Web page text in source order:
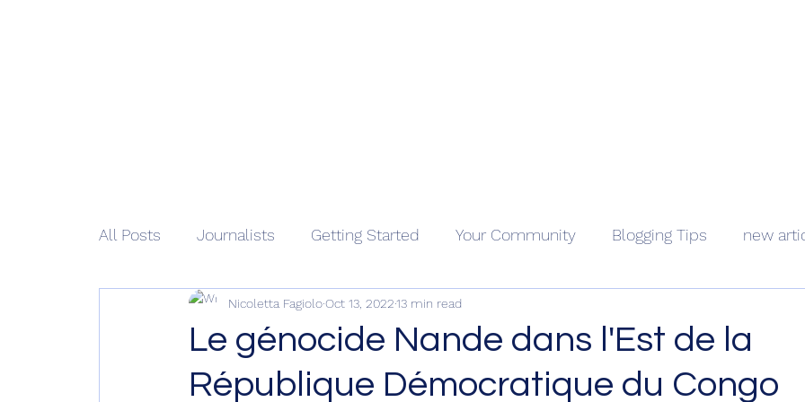
All Posts Journalists Getting Started Your Community Blogging Tips new
Le génocide Nande dans l'Est de la
République Démocratique du Congo
Nicoletta FagioloOct 13, 202213 min read